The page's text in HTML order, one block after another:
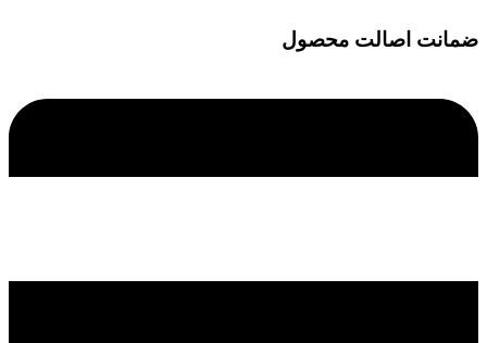
ضمانت اصالت محصول